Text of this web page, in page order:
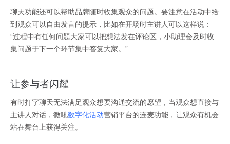
聊天功能还可以帮助品牌随时收集观众的问题。要注意在活动中给
到观众可以自由发言的提示，比如在开场时主讲人可以这样说：
“过程中有任何问题大家可以把想法发在评论区，小助理会及时收
集问题于下一个环节集中答复大家。”
让参与者闪耀
有时打字聊天无法满足观众想要沟通交流的愿望，当观众想直接与
主讲人对话，微吼数字化活动营销平台的连麦功能，让观众有机会
站在舞台上获得关注。